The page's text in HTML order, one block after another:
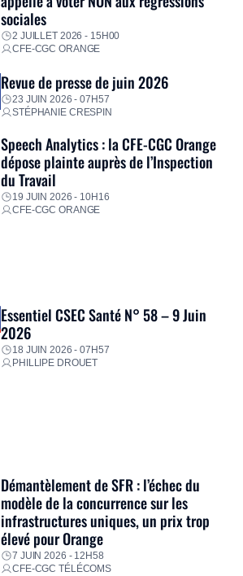
sociales
2 JUILLET 2026 - 15H00
CFE-CGC ORANGE
Revue de presse de juin 2026
23 JUIN 2026 - 07H57
STÉPHANIE CRESPIN
Speech Analytics : la CFE-CGC Orange
dépose plainte auprès de l’Inspection
du Travail
19 JUIN 2026 - 10H16
CFE-CGC ORANGE
Essentiel CSEC Santé N° 58 – 9 Juin
2026
18 JUIN 2026 - 07H57
PHILLIPE DROUET
Démantèlement de SFR : l’échec du
modèle de la concurrence sur les
infrastructures uniques, un prix trop
élevé pour Orange
7 JUIN 2026 - 12H58
CFE-CGC TÉLÉCOMS